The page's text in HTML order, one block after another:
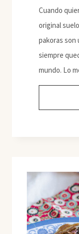
Cuando
original
pakoras son
siempre
mundo. Lo